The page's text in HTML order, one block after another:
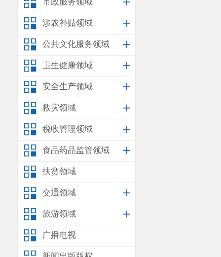
涉农补贴领域
公共文化服务领域
卫生健康领域
安全生产领域
救灾领域
税收管理领域
食品药品监管领域
扶贫领域
交通领域
旅游领域
广播电视